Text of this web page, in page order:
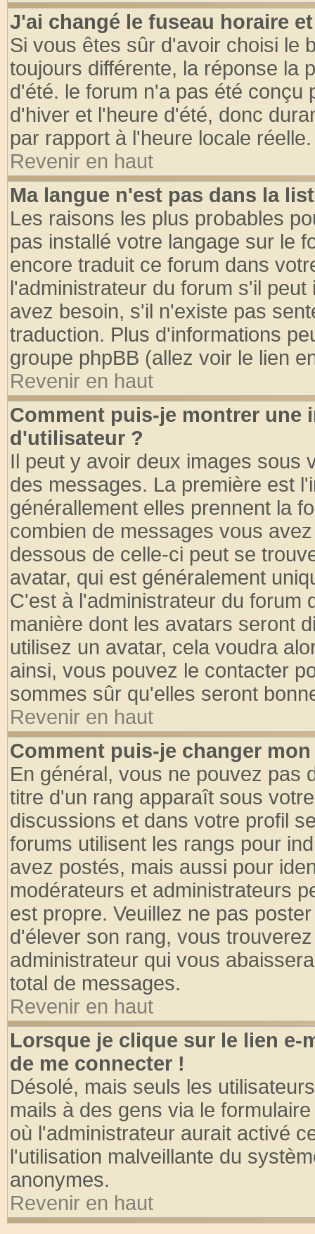
J'ai changé le fuseau horaire
Si vous êtes sûr d'avoir choisi le
toujours différente, la réponse la
d'été. le forum n'a pas été conçu
d'hiver et l'heure d'été, donc
par rapport à l'heure locale réelle.
Revenir en haut
Ma langue n'est pas dans la
Les raisons les plus probables
pas installé votre langage sur le
encore traduit ce forum dans
l'administrateur du forum s'il
avez besoin, s'il n'existe pas
traduction. Plus d'informations
groupe phpBB (allez voir le lien
Revenir en haut
Comment puis-je montrer une
d'utilisateur ?
Il peut y avoir deux images sous
des messages. La première est
générallement elles prennent la
combien de messages vous
dessous de celle-ci peut se
avatar, qui est généralement
C'est à l'administrateur du forum
manière dont les avatars seront
utilisez un avatar, cela voudra
ainsi, vous pouvez le contacter
sommes sûr qu'elles seront
Revenir en haut
Comment puis-je changer
En général, vous ne pouvez pas
titre d'un rang apparaît sous
discussions et dans votre profil
forums utilisent les rangs pour
avez postés, mais aussi pour
modérateurs et administrateurs
est propre. Veuillez ne pas
d'élever son rang, vous
administrateur qui vous
total de messages.
Revenir en haut
Lorsque je clique sur le lien e-
de me connecter !
Désolé, mais seuls les
mails à des gens via le
où l'administrateur aurait activé
l'utilisation malveillante du
anonymes.
Revenir en haut